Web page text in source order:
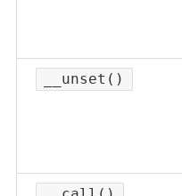
__unset()